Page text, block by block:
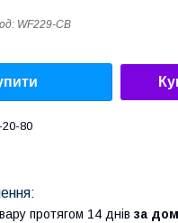
WF229-CB
20-80
протягом 14 днів за